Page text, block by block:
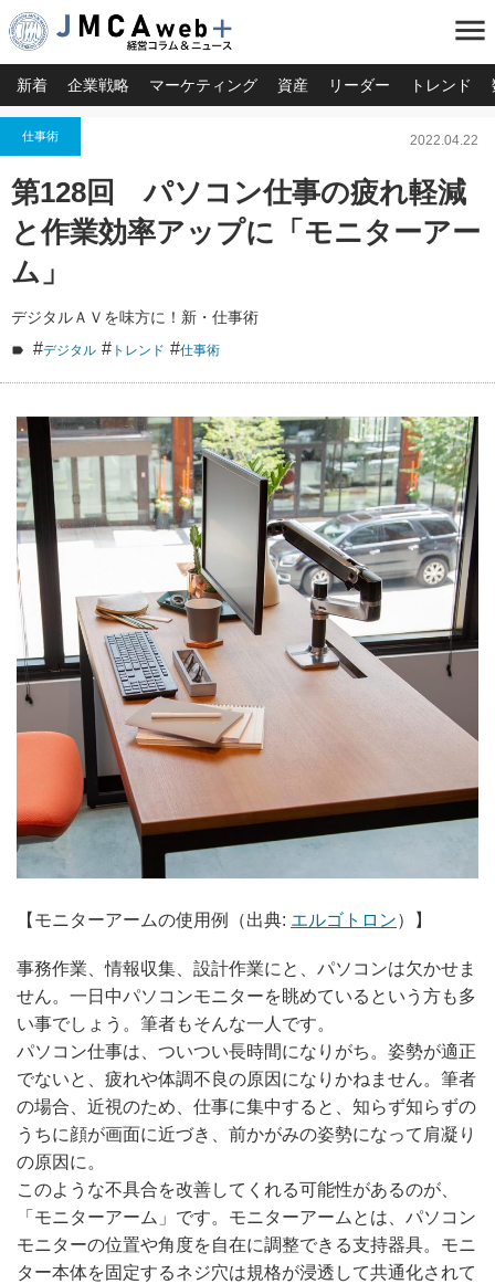
menu
新着 企業戦略 マーケティング 資産 リーダー トレンド
仕事術 2022.04.22
第128回 パソコン仕事の疲れ軽減
と作業効率アップに「モニターアー
ム」
デジタルＡＶを味方に！新・仕事術
#デジタル # トレンド #仕事術
【モニターアームの使用例（出典: エルゴトロン）】
事務作業、情報収集、設計作業にと、パソコンは欠かせま
せん。一日中パソコンモニターを眺めているという方も多
い事でしょう。筆者もそんな一人です。
パソコン仕事は、ついつい長時間になりがち。姿勢が適正
でないと、疲れや体調不良の原因になりかねません。筆者
の場合、近視のため、仕事に集中すると、知らず知らずの
うちに顔が画面に近づき、前かがみの姿勢になって肩凝り
の原因に。
このような不具合を改善してくれる可能性があるのが、
「モニターアーム」です。モニターアームとは、パソコン
モニターの位置や角度を自在に調整できる支持器具。モニ
ター本体を固定するネジ穴は規格が浸透して共通化されて